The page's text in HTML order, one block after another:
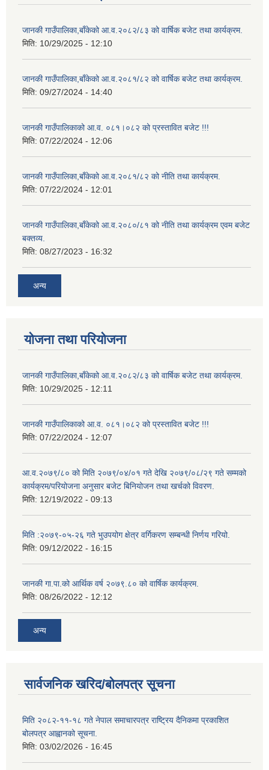
जानकी गाउँपालिका,बाँकेको आ.व.२०८२/८३ को वार्षिक बजेट तथा कार्यक्रम.
मिति: 10/29/2025 - 12:10
जानकी गाउँपालिका,बाँकेको आ.व.२०८१/८२ को वार्षिक बजेट तथा कार्यक्रम.
मिति: 09/27/2024 - 14:40
जानकी गाउँपालिकाको आ.व. ०८१।०८२ को प्रस्तावित बजेट !!!
मिति: 07/22/2024 - 12:06
जानकी गाउँपालिका,बाँकेको आ.व.२०८१/८२ को नीति तथा कार्यक्रम.
मिति: 07/22/2024 - 12:01
जानकी गाउँपालिका,बाँकेको आ.व.२०८०/८१ को नीति तथा कार्यक्रम एवम बजेट
बक्तव्य.
मिति: 08/27/2023 - 16:32
अन्य
योजना तथा परियोजना
जानकी गाउँपालिका,बाँकेको आ.व.२०८२/८३ को वार्षिक बजेट तथा कार्यक्रम.
मिति: 10/29/2025 - 12:11
जानकी गाउँपालिकाको आ.व. ०८१।०८२ को प्रस्तावित बजेट !!!
मिति: 07/22/2024 - 12:07
आ.व.२०७९/८० को मिति २०७९/०४/०१ गते देखि २०७९/०८/२९ गते सम्मको
कार्यक्रम/परियोजना अनुसार बजेट बिनियोजन तथा खर्चको विवरण.
मिति: 12/19/2022 - 09:13
मिति :२०७९-०५-२६ गते भुउपयोग क्षेत्र वर्गिकरण सम्बन्धी निर्णय गरियो.
मिति: 09/12/2022 - 16:15
जानकी गा.पा.को आर्थिक वर्ष २०७९.८० को वार्षिक कार्यक्रम.
मिति: 08/26/2022 - 12:12
अन्य
सार्वजनिक खरिद/बोलपत्र सूचना
मिति २०८२-११-१८ गते नेपाल समाचारपत्र राष्ट्रिय दैनिकमा प्रकाशित
बोलपत्र आह्वानको सूचना.
मिति: 03/02/2026 - 16:45